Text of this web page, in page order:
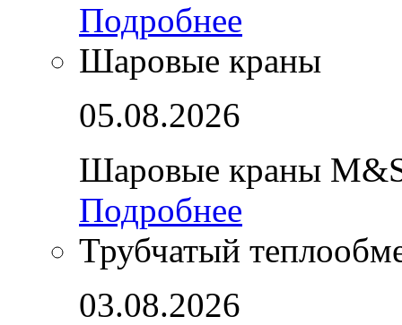
Подробнее
Шаровые краны
05.08.2026
Шаровые краны
Подробнее
Трубчатый
03.08.2026